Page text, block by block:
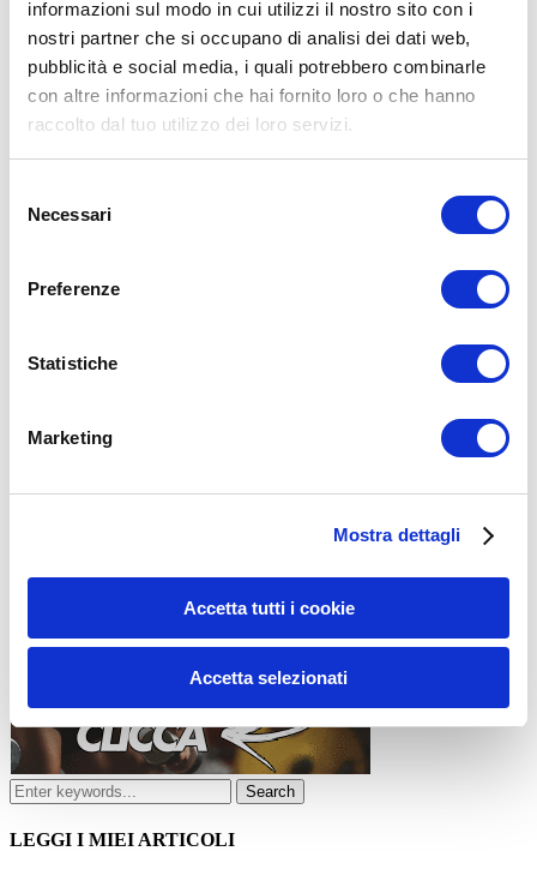
informazioni sul modo in cui utilizzi il nostro sito con i
nostri partner che si occupano di analisi dei dati web,
pubblicità e social media, i quali potrebbero combinarle
con altre informazioni che hai fornito loro o che hanno
raccolto dal tuo utilizzo dei loro servizi.
delNecessari
Preferenze
Statistiche
Marketing
Mostra dettagli
Accetta tutti i cookie
Accetta selezionati
15WORKOUT SCARICA ORA
ALLENATI CON ME!
LEGGI I MIEI ARTICOLI